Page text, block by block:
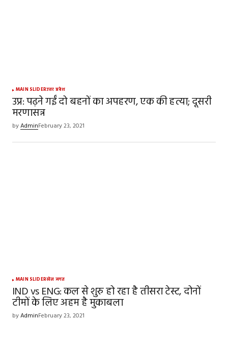
MAIN SLIDERउत्तर प्रदेश
उप्र: पढ़ने गईं दो बहनों का अपहरण, एक की हत्या; दूसरी
मरणासन्न
byAdminFebruary 23, 2021
MAIN SLIDERखेल जगत
IND vs ENG: कल से शुरु हो रहा है तीसरा टेस्ट, दोनों
टीमों के लिए अहम है मुकाबला
byAdminFebruary 23, 2021